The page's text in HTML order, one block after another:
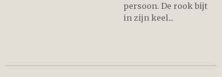
persoon. De rook bijt
in zijn keel...